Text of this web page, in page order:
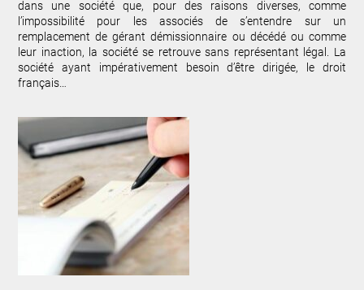
dans une société que, pour des raisons diverses, comme
l’impossibilité pour les associés de s’entendre sur un
remplacement de gérant démissionnaire ou décédé ou comme
leur inaction, la société se retrouve sans représentant légal. La
société ayant impérativement besoin d’être dirigée, le droit
français…